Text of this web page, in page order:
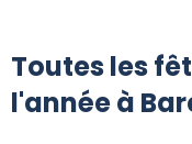
Toutes les
l'année à